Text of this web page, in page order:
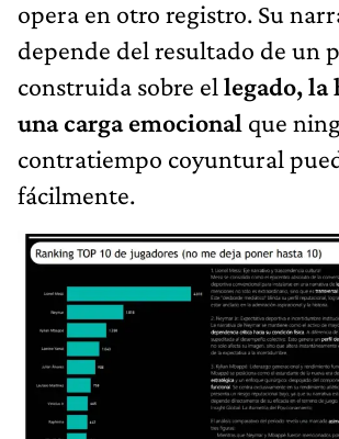
opera en otro registro. Su
depende del resultado de un
construida sobre el legado, la
una carga emocional que
contratiempo coyuntural
fácilmente.